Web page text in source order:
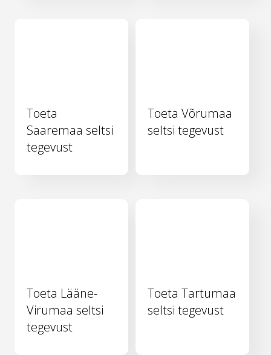
Toeta
Saaremaa seltsi
tegevust
Toeta Võrumaa
seltsi tegevust
Toeta Lääne-
Virumaa seltsi
tegevust
Toeta Tartumaa
seltsi tegevust